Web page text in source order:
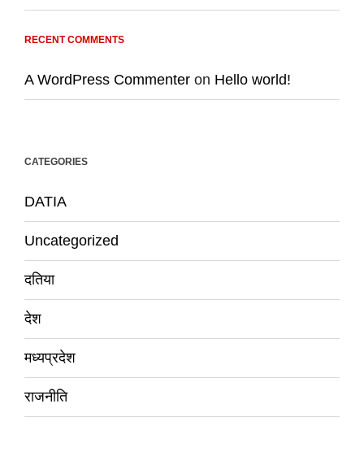
RECENT COMMENTS
A WordPress Commenter on Hello world!
CATEGORIES
DATIA
Uncategorized
दतिया
देश
मध्यप्रदेश
राजनीति